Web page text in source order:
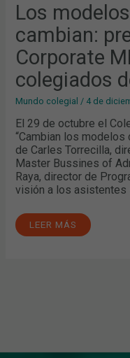
Los
cambian:
Corporate
colegiados
Mundo colegial / 4 de
El 29 de octubre el
“Cambian los modelos
de Carles Torrecilla,
Master Bussines of
Raya, director de
visión a los asistentes
PARA
COLEGIADOS
DEL
COFB
LEER MÁS